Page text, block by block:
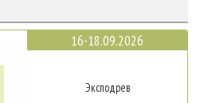
16-18.09.2026
Эксподрев